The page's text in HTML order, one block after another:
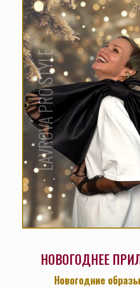
НОВОГОДНЕЕ
LAVROVA PRO STYLE
Новогодние